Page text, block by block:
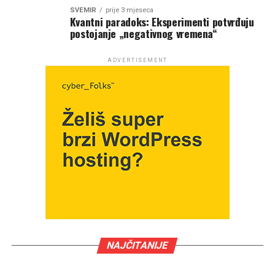
SVEMIR prije 3 mjeseca
Kvantni paradoks: Eksperimenti potvrđuju
postojanje „negativnog vremena“
ADVERTISEMENT
NAJČITANIJE